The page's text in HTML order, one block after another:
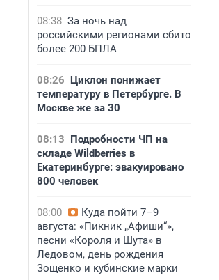
08:38 За ночь над
российскими регионами сбито
более 200 БПЛА
08:26 Циклон понижает
температуру в Петербурге. В
Москве же за 30
08:13 Подробности ЧП на
складе Wildberries в
Екатеринбурге: эвакуировано
800 человек
08:00
Куда пойти 7–9
августа: «Пикник „Афиши“»,
песни «Короля и Шута» в
Ледовом, день рождения
Зощенко и кубинские марки